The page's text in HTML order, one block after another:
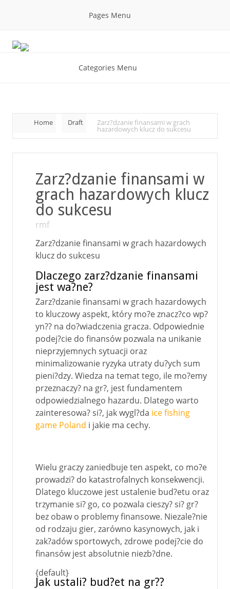
Pages Menu
Categories Menu
Home Draft Zarz?dzanie finansami w grach
hazardowych klucz do sukcesu
Zarz?dzanie finansami w
grach hazardowych klucz
do sukcesu
rmf
Zarz?dzanie finansami w grach hazardowych
klucz do sukcesu
Dlaczego zarz?dzanie finansami
jest wa?ne?
Zarz?dzanie finansami w grach hazardowych
to kluczowy aspekt, który mo?e znacz?co wp?
yn?? na do?wiadczenia gracza. Odpowiednie
podej?cie do finansów pozwala na unikanie
nieprzyjemnych sytuacji oraz
minimalizowanie ryzyka utraty du?ych sum
pieni?dzy. Wiedza na temat tego, ile mo?emy
przeznaczy? na gr?, jest fundamentem
odpowiedzialnego hazardu. Dlatego warto
zainteresowa? si?, jak wygl?da ice fishing
game Poland i jakie ma cechy.
Wielu graczy zaniedbuje ten aspekt, co mo?e
prowadzi? do katastrofalnych konsekwencji.
Dlatego kluczowe jest ustalenie bud?etu oraz
trzymanie si? go, co pozwala cieszy? si? gr?
bez obaw o problemy finansowe. Niezale?nie
od rodzaju gier, zarówno kasynowych, jak i
zak?adów sportowych, zdrowe podej?cie do
finansów jest absolutnie niezb?dne.
{default}
Jak ustali? bud?et na gr??